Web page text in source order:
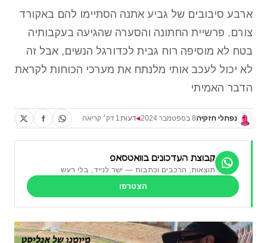
ארבע סיבובים של גביע אתנה הסתיימו להם באקורד
צורם. פרשיית החתונה והסערה שהגיעה בעקבותיה
בטח לא מוסיפה רוח גבית לכדורגל הנשים, אבל זה
לא יכול לעכב אותי מלנתח את מערכי הכוחות לקראת
הדבר האמיתי
נפתלי חזקיה8 בספטמבר 2024 ◀דעות1 דק׳ קריאה
קבוצת העדכונים בוואטסאפ
תוצאות, הרכבים וכתבות — ישר לנייד, בלי רעש
הצטרפו